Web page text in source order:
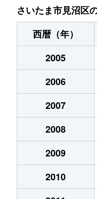
春野
春野
東大宮
東大宮
東大宮
東大宮
東大宮
さいたま市見沼区
西暦（年）
2005
2006
2007
2008
2009
2010